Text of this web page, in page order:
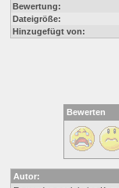
Bewertung:
Dateigröße:
Hinzugefügt von:
Bewerten
Autor: